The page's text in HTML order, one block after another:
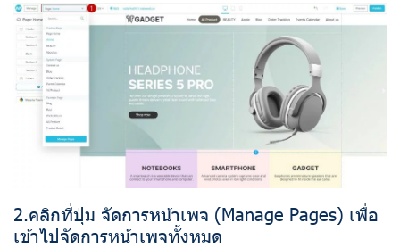
2.คลิกที่ปุ่ม จัดการหน้าเพจ (Manage Pages) เพื่อ
เข้าไปจัดการหน้าเพจทั้งหมด